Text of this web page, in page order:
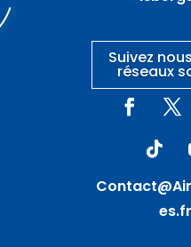
Suivez
réseaux
es.fr